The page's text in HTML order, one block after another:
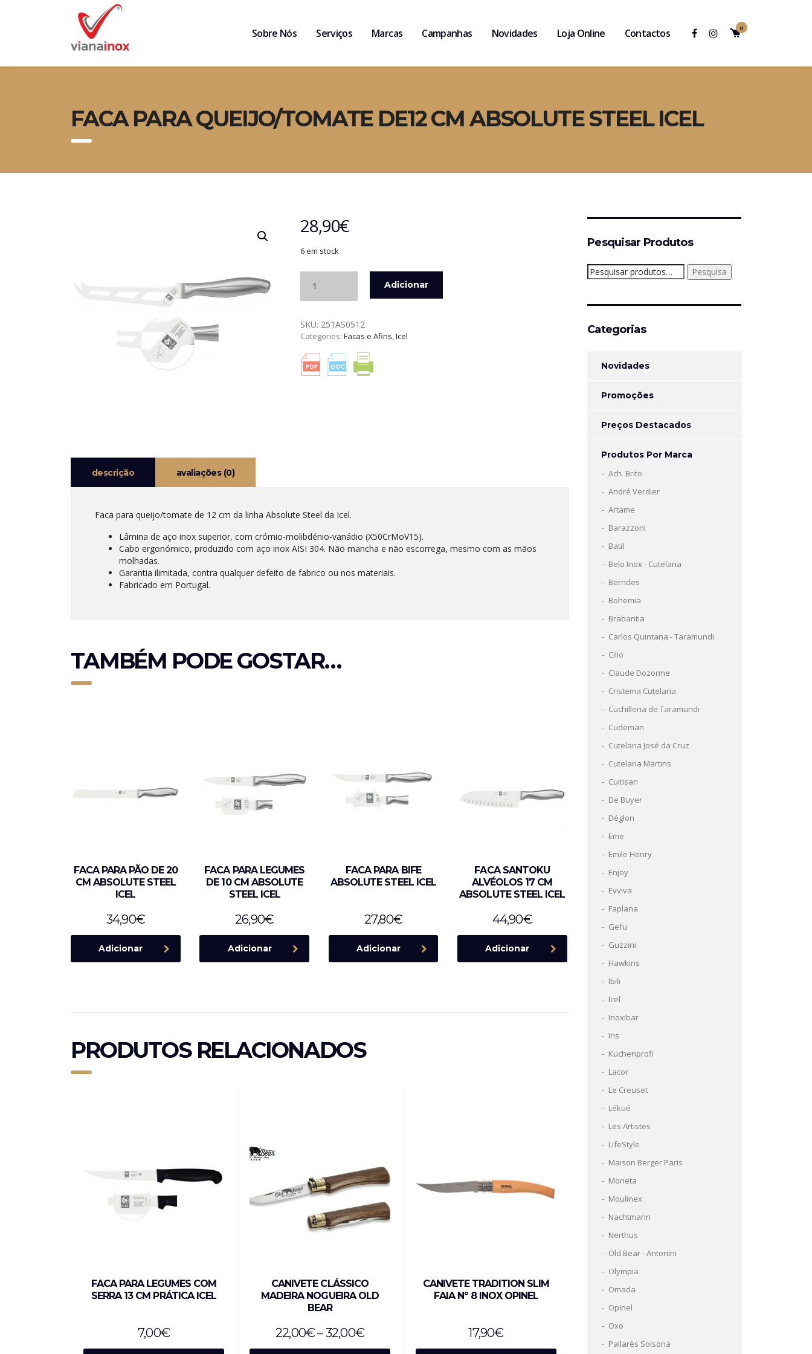
0
Sobre Nós Serviços Marcas Campanhas Novidades Loja Online Contactos
FACA PARA QUEIJO/TOMATE DE12 CM ABSOLUTE STEEL ICEL
28,90€
6 em stock
FACA
QUEIJO/TOMATE
DE12
ABSOLUTE
STEEL
Adicionar
SKU: 251AS0512
Categories: Facas e Afins,Icel
descrição avaliações (0)
Faca para queijo/tomate de 12 cm da linha Absolute Steel da Icel.
Lâmina de aço inox superior, com crómio-molibdénio-vanádio (X50CrMoV15).
Cabo ergonómico, produzido com aço inox AISI 304. Não mancha e não escorrega, mesmo com as mãos
molhadas.
Garantia ilimitada, contra qualquer defeito de fabrico ou nos materiais.
Fabricado em Portugal.
TAMBÉM PODE GOSTAR…
FACA PARA PÃO DE 20
CM ABSOLUTE STEEL
ICEL
34,90€
Adicionar
FACA PARA LEGUMES
DE 10 CM ABSOLUTE
STEEL ICEL
26,90€
Adicionar
FACA PARA BIFE
ABSOLUTE STEEL ICEL
27,80€
Adicionar
FACA SANTOKU
ALVÉOLOS 17 CM
ABSOLUTE STEEL ICEL
44,90€
Adicionar
PRODUTOS RELACIONADOS
FACA PARA LEGUMES COM
SERRA 13 CM PRÁTICA ICEL
7,00€
CANIVETE CLÁSSICO
MADEIRA NOGUEIRA OLD
BEAR
22,00€–32,00€
CANIVETE TRADITION SLIM
FAIA Nº 8 INOX OPINEL
17,90€
Pesquisar Produtos
Pesquisar
por:
Pesquisa
Categorias
Novidades
Promoções
Preços Destacados
Produtos Por Marca
Ach. Brito
André Verdier
Artame
Barazzoni
Batil
Belo Inox - Cutelaria
Berndes
Bohemia
Brabantia
Carlos Quintana - Taramundi
Cilio
Claude Dozorme
Cristema Cutelaria
Cuchilleria de Taramundi
Cudeman
Cutelaria José da Cruz
Cutelaria Martins
Cuitisan
De Buyer
Déglon
Eme
Emile Henry
Enjoy
Evviva
Faplana
Gefu
Guzzini
Hawkins
Ibili
Icel
Inoxibar
Iris
Kuchenprofi
Lacor
Le Creuset
Lékué
Les Artistes
LifeStyle
Maison Berger Paris
Moneta
Moulinex
Nachtmann
Nerthus
Old Bear - Antonini
Olympia
Omada
Opinel
Oxo
Pallarès Solsona